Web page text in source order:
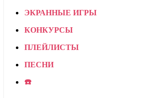
ЭКРАННЫЕ ИГРЫ
КОНКУРСЫ
ПЛЕЙЛИСТЫ
ПЕСНИ
☎️